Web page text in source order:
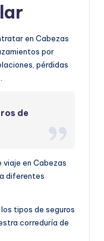
en Cabezas
por
pérdidas
de
viaje en Cabezas
diferentes
tipos de seguros
correduría de